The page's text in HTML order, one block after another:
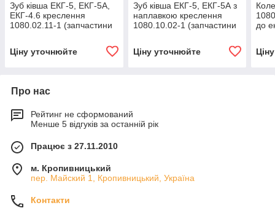
Зуб ківша ЕКГ-5, ЕКГ-5А,
ЕКГ-4.6 креслення
1080.02.11-1 (запчастини
Ціну уточнюйте
Зуб ківша ЕКГ-5, ЕКГ-5А з
наплавкою креслення
1080.10.02-1 (запчастини
Ціну уточнюйте
до
Про нас
Рейтинг не сформований
Менше 5 відгуків за останній рік
Працює з 27.11.2010
м. Кропивницький
пер. Майский 1, Кропивницький, Україна
Контакти